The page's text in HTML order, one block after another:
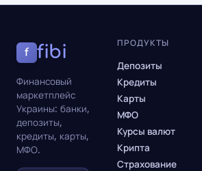
f fibi
Финансовый
маркетплейс
Украины: банки,
депозиты,
кредиты, карты,
МФО.
ПРОДУКТЫ
Депозиты
Кредиты
Карты
МФО
Курсы валют
Крипта
Страхование